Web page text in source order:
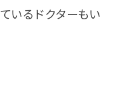
いるドクターもい